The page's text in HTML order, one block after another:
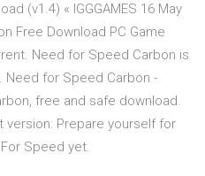
(v1.4) « IGGGAMES 16 May
Free Download PC Game
Need for Speed Carbon is
Need for Speed Carbon -
free and safe download.
Prepare yourself for
Speed yet.